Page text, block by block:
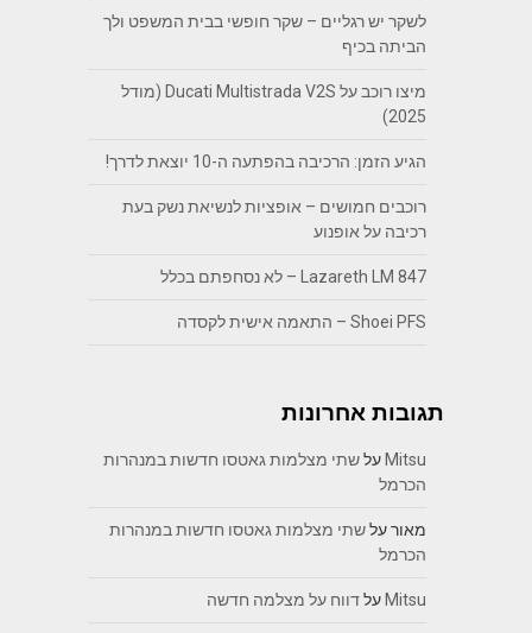
לשקר יש רגליים – שקר חופשי בבית המשפט ולך
הביתה בכיף
מיצו רוכב על Ducati Multistrada V2S (מודל
2025)
הגיע הזמן: הרכיבה בהפתעה ה-10 יוצאת לדרך!
רוכבים חמושים – אופציות לנשיאת נשק בעת
רכיבה על אופנוע
Lazareth LM 847 – לא נסחפתם בכלל
Shoei PFS – התאמה אישית לקסדה
תגובות אחרונות
Mitsu עלשתי מצלמות גאטסו חדשות במנהרות
הכרמל
מאורעלשתי מצלמות גאטסו חדשות במנהרות
הכרמל
Mitsu עלדווח על מצלמה חדשה